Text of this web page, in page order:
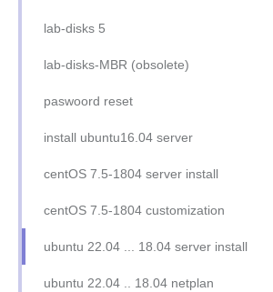
hidden files (1)
hidden files (1) opgelost
hidden files (2)
grep
piping en redirection
wat staat waar
ownership
permissions
lab-disks 5
lab-disks-MBR (obsolete)
paswoord reset
install ubuntu16.04 server
centOS 7.5-1804 server install
centOS 7.5-1804 customization
ubuntu 22.04 ... 18.04 server install
ubuntu 22.04 .. 18.04 netplan